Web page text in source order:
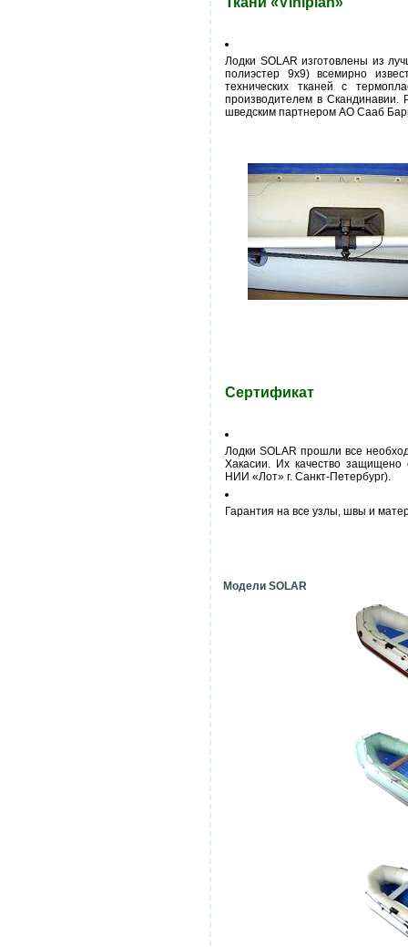
Лодки SOLAR изготовлены из
полиэстер 9х9) всемирно
технических тканей с
производителем в Скандинавии.
шведским партнером АО Сааб
Сертификат
Лодки SOLAR прошли все
Хакасии. Их качество защищено
НИИ «Лот» г. Санкт-Петербург).
Гарантия на все узлы, швы и
Модели SOLAR